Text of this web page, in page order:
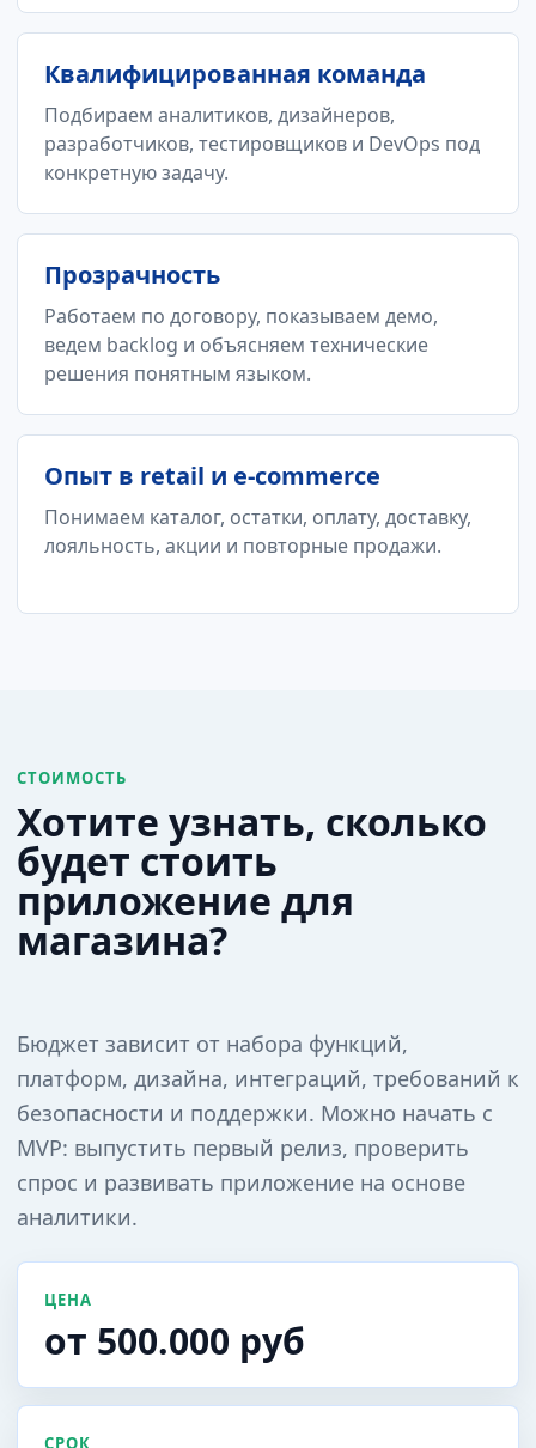
Квалифицированная команда
Подбираем аналитиков, дизайнеров,
разработчиков, тестировщиков и DevOps под
конкретную задачу.
Прозрачность
Работаем по договору, показываем демо,
ведем backlog и объясняем технические
решения понятным языком.
Опыт в retail и e-commerce
Понимаем каталог, остатки, оплату, доставку,
лояльность, акции и повторные продажи.
СТОИМОСТЬ
Хотите узнать, сколько
будет стоить
приложение для
магазина?
Бюджет зависит от набора функций,
платформ, дизайна, интеграций, требований к
безопасности и поддержки. Можно начать с
MVP: выпустить первый релиз, проверить
спрос и развивать приложение на основе
аналитики.
ЦЕНА
от 500.000 руб
СРОК